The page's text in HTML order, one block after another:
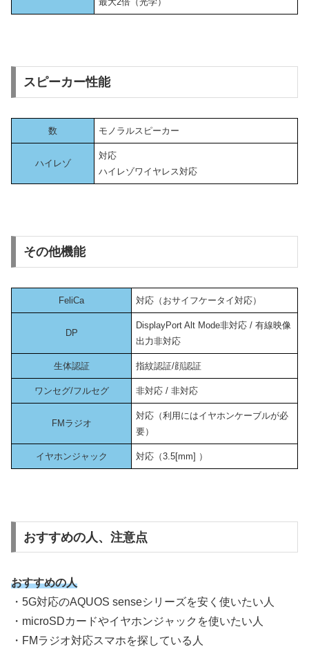
スピーカー性能
数 モノラルスピーカー
ハイレゾ
対応
ハイレゾワイヤレス対応
その他機能
FeliCa 対応（おサイフケータイ対応）
DP
DisplayPort Alt Mode非対応 / 有線映像
出力非対応
生体認証 指紋認証/顔認証
ワンセグ/フルセグ 非対応 / 非対応
FMラジオ
対応（利用にはイヤホンケーブルが必
要）
イヤホンジャック 対応（3.5[mm] ）
おすすめの人、注意点
おすすめの人
・5G対応のAQUOS senseシリーズを安く使いたい人
・microSDカードやイヤホンジャックを使いたい人
・FMラジオ対応スマホを探している人